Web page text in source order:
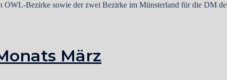
OWL-Bezirke sowie der zwei Bezirke im Münsterland für die DM
März